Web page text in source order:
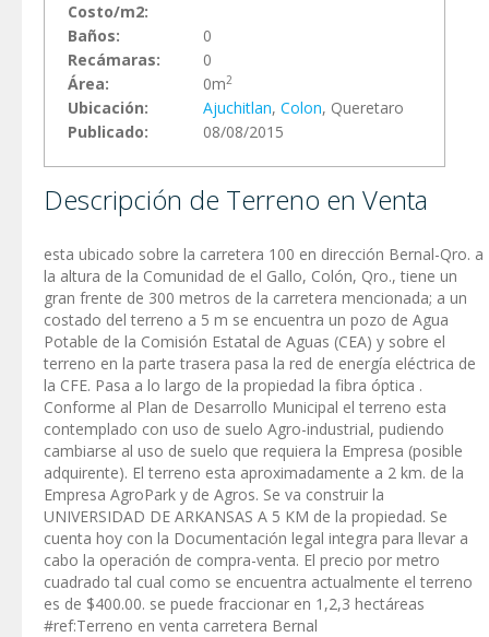
Costo/m2:
Baños:
0
Recámaras:
0
Área:
0m2
Ubicación: Ajuchitlan, Colon, Queretaro
Publicado:
08/08/2015
Descripción de Terreno en Venta
esta ubicado sobre la carretera 100 en dirección Bernal-Qro. a
la altura de la Comunidad de el Gallo, Colón, Qro., tiene un
gran frente de 300 metros de la carretera mencionada; a un
costado del terreno a 5 m se encuentra un pozo de Agua
Potable de la Comisión Estatal de Aguas (CEA) y sobre el
terreno en la parte trasera pasa la red de energía eléctrica de
la CFE. Pasa a lo largo de la propiedad la fibra óptica .
Conforme al Plan de Desarrollo Municipal el terreno esta
contemplado con uso de suelo Agro-industrial, pudiendo
cambiarse al uso de suelo que requiera la Empresa (posible
adquirente). El terreno esta aproximadamente a 2 km. de la
Empresa AgroPark y de Agros. Se va construir la
UNIVERSIDAD DE ARKANSAS A 5 KM de la propiedad. Se
cuenta hoy con la Documentación legal integra para llevar a
cabo la operación de compra-venta. El precio por metro
cuadrado tal cual como se encuentra actualmente el terreno
es de $400.00. se puede fraccionar en 1,2,3 hectáreas
#ref:Terreno en venta carretera Bernal